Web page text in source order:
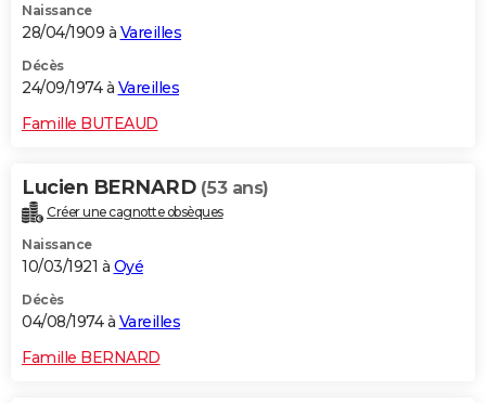
Naissance
28/04/1909 à Vareilles
Décès
24/09/1974 à Vareilles
Famille BUTEAUD
Lucien BERNARD (53 ans)
Créer une cagnotte obsèques
Naissance
10/03/1921 à Oyé
Décès
04/08/1974 à Vareilles
Famille BERNARD